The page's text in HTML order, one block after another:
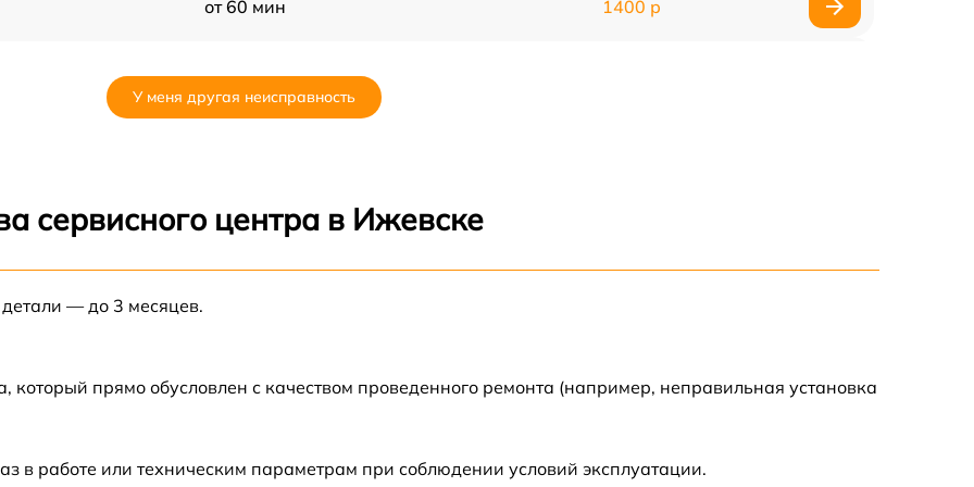
от 60 мин 1400 р
У меня другая неисправность
сервисного центра в Ижевске
— до 3 месяцев.
который прямо обусловлен с качеством проведенного ремонта (например, неправильная установка
в работе или техническим параметрам при соблюдении условий эксплуатации.